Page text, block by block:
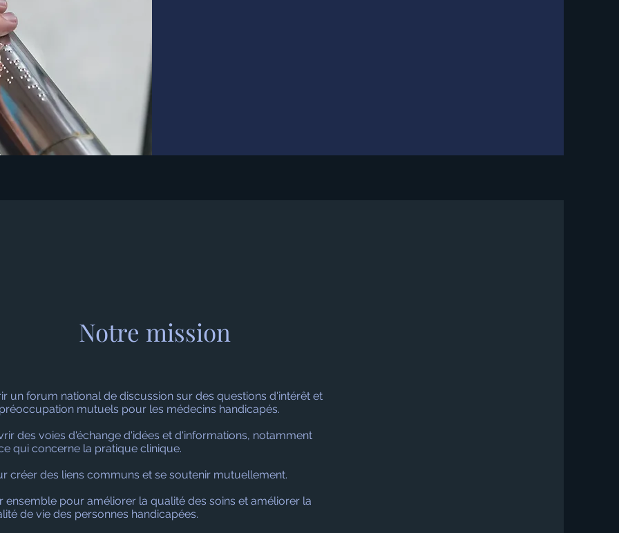
Notre mission
un forum national de discussion sur des questions d'intérêt et
mutuels pour les médecins handicapés.
des voies d'échange d'idées et d'informations, notamment
qui concerne la pratique clinique.
créer des liens communs et se soutenir mutuellement.
ensemble pour améliorer la qualité des soins et améliorer la
de vie des personnes handicapées.